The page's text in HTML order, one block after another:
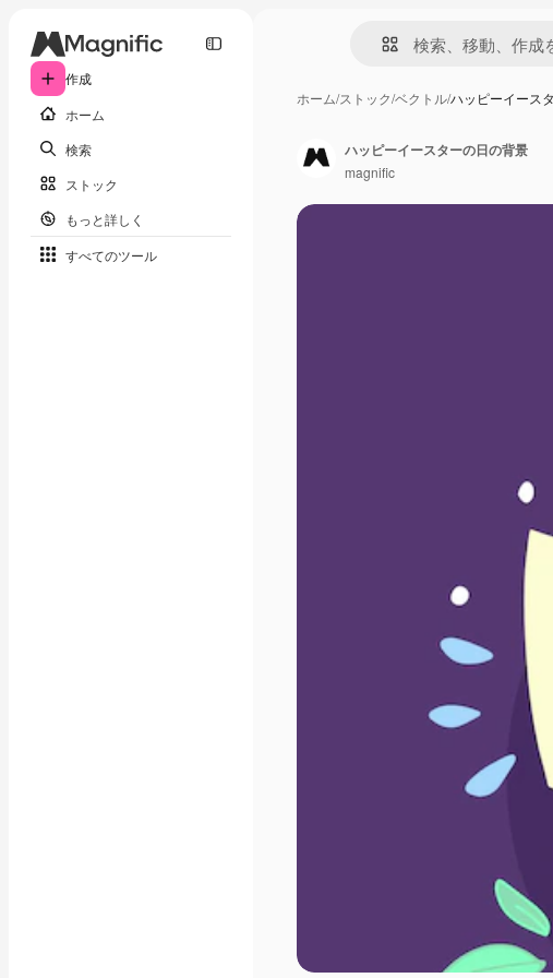
作成
ホーム
検索
ストック
もっと詳しく
すべてのツール
ホーム/ストック/ベクトル/ハッピーイース
ハッピーイースターの日の背景
magnific